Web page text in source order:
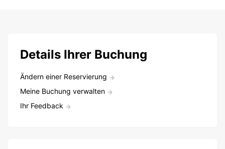
Details Ihrer Buchung
Ändern einer Reservierung
Meine Buchung verwalten
Ihr Feedback